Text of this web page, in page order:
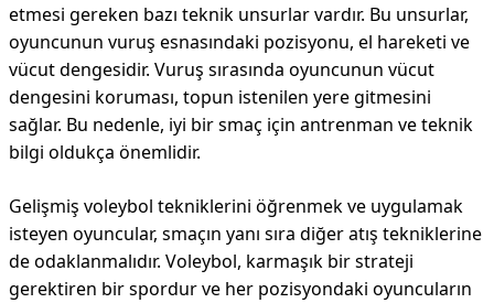
etmesi gereken bazı teknik unsurlar vardır. Bu unsurlar,
oyuncunun vuruş esnasındaki pozisyonu, el hareketi ve
vücut dengesidir. Vuruş sırasında oyuncunun vücut
dengesini koruması, topun istenilen yere gitmesini
sağlar. Bu nedenle, iyi bir smaç için antrenman ve teknik
bilgi oldukça önemlidir.
Gelişmiş voleybol tekniklerini öğrenmek ve uygulamak
isteyen oyuncular, smaçın yanı sıra diğer atış tekniklerine
de odaklanmalıdır. Voleybol, karmaşık bir strateji
gerektiren bir spordur ve her pozisyondaki oyuncuların